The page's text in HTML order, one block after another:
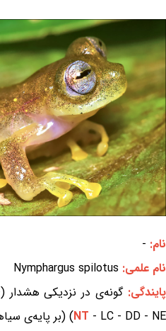
نام: -
نام علمی: Nymphargus spilotus
پایندگی:گونه‌ی در نزدیکی هشدار (EX - EW - CR - EN - VU -
NT - LC - DD - NE) (بر پایه‌ی سیاهه‌ی سرخ IUCN)